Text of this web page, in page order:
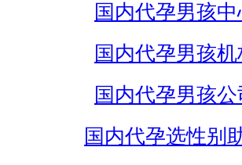
国内代孕男孩中
国内代孕男孩机
国内代孕男孩公
国内代孕选性别